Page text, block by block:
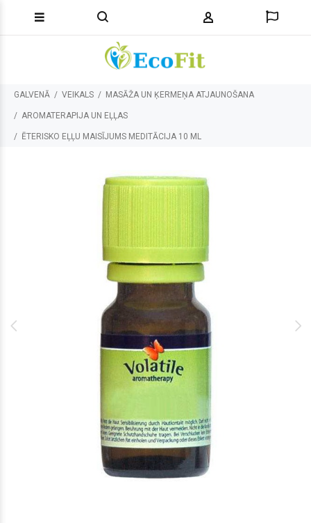
GALVENĀ VEIKALS MASĀŽA UN ĶERMEŅA ATJAUNOŠANA
AROMATERAPIJA UN EĻĻAS
ĒTERISKO EĻĻU MAISĪJUMS MEDITĀCIJA 10 ML